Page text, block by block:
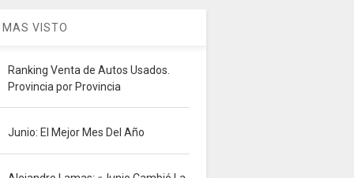
MAS VISTO
Ranking Venta de Autos Usados.
Provincia por Provincia
Junio: El Mejor Mes Del Año